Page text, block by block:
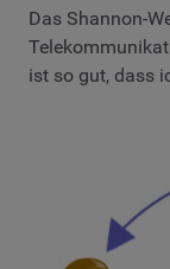
Das Shannon-
ist so gut, dass